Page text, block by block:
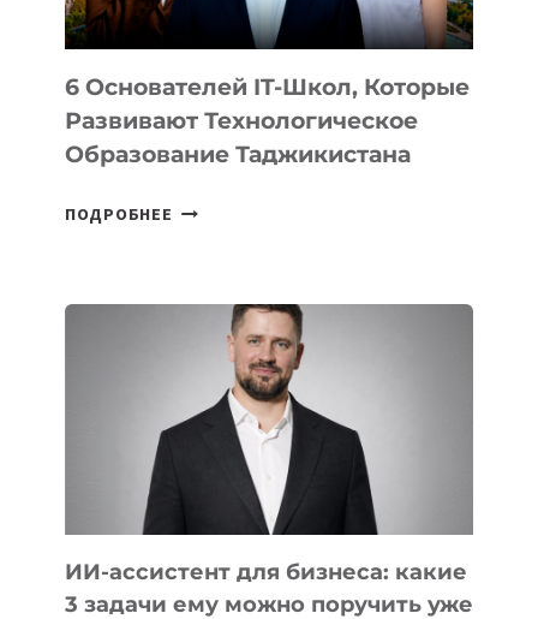
6 Основателей IT-Школ, Которые
Развивают Технологическое
Образование Таджикистана
ПОДРОБНЕЕ
КОТОРЫЕ
РАЗВИВАЮТ
ТЕХНОЛОГИЧЕСКОЕ
ОБРАЗОВАНИЕ
ТАДЖИКИСТАНА
ИИ-ассистент для бизнеса: какие
3 задачи ему можно поручить уже